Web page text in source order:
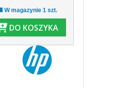
🟩 W magazynie 1 szt.
DO KOSZYKA